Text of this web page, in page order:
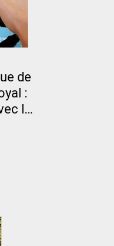
de
:
la